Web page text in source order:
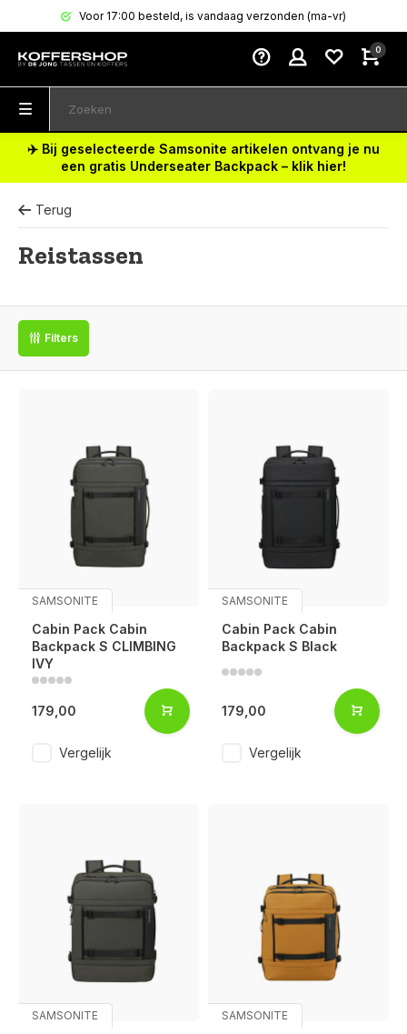
Voor 17:00 besteld, is vandaag verzonden (ma-vr)
0
✈️ Bij geselecteerde Samsonite artikelen ontvang je nu
een gratis Underseater Backpack – klik hier!
Terug
Reistassen
Filters
SAMSONITE
Cabin Pack Cabin
Backpack S CLIMBING
IVY
179,00
Vergelijk
SAMSONITE
Cabin Pack Cabin
Backpack S Black
179,00
Vergelijk
SAMSONITE SAMSONITE